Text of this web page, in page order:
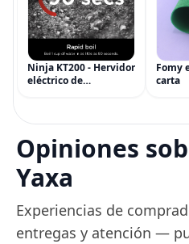
Ninja KT200 - Hervidor
eléctrico de
ajuste de temperatura
de Acero
Fomy
carta
Opiniones
Yaxa
Experiencias de
entregas y atención —